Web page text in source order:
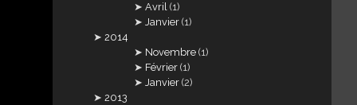
Avril (1)
Janvier (1)
2014
Novembre (1)
Février (1)
Janvier (2)
2013